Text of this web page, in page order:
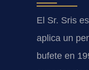
El Sr. Sris
aplica un
bufete en